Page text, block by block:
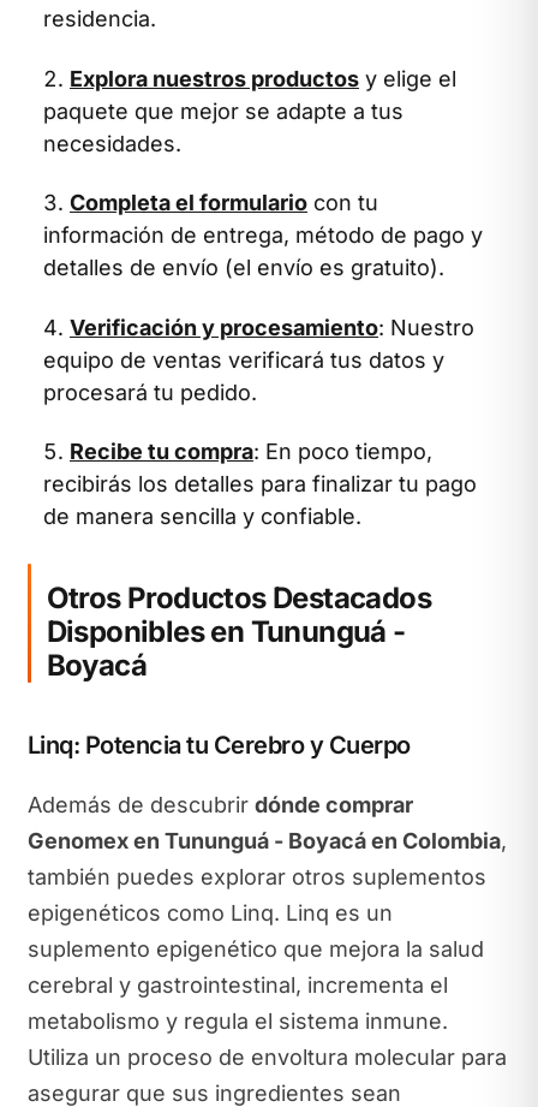
residencia.
Explora nuestros productos y elige el
paquete que mejor se adapte a tus
necesidades.
Completa el formulario con tu
información de entrega, método de pago y
detalles de envío (el envío es gratuito).
Verificación y procesamiento: Nuestro
equipo de ventas verificará tus datos y
procesará tu pedido.
Recibe tu compra: En poco tiempo,
recibirás los detalles para finalizar tu pago
de manera sencilla y confiable.
Otros Productos Destacados
Disponibles en Tununguá -
Boyacá
Linq: Potencia tu Cerebro y Cuerpo
Además de descubrir dónde comprar
Genomex en Tununguá - Boyacá en Colombia,
también puedes explorar otros suplementos
epigenéticos como Linq. Linq es un
suplemento epigenético que mejora la salud
cerebral y gastrointestinal, incrementa el
metabolismo y regula el sistema inmune.
Utiliza un proceso de envoltura molecular para
asegurar que sus ingredientes sean